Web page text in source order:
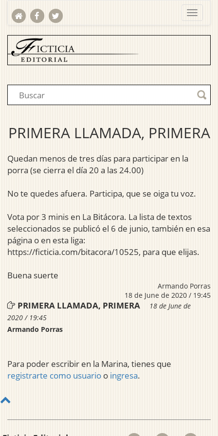
PRIMERA LLAMADA, PRIMERA
Quedan menos de tres días para participar en la
porra (se cierra el día 20 a las 24.00)
No te quedes afuera. Participa, que se oiga tu voz.
Vota por 3 minis en La Bitácora. La lista de textos
seleccionados se publicó el 6 de junio, también en esa
página o en esta liga:
https://ficticia.com/bitacora/10525, para que elijas.
Buena suerte
Armando Porras
18 de June de 2020 / 19:45
PRIMERA LLAMADA, PRIMERA
18 de June de
2020 / 19:45
Armando Porras
Para poder escribir en la Marina, tienes que
registrarte como usuario o ingresa.